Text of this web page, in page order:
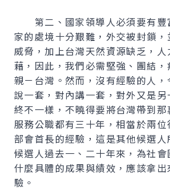
第二、國家領導人必須要有豐
家的處境十分艱難，外交被封鎖
威脅，加上台灣天然資源缺乏，
藉，因此，我們必需堅強、團結
親－台灣。然而，沒有經驗的人
說一套，對內講一套，對外又是
終不一樣，不曉得要將台灣帶到
服務公職都有三十年，相當於兩
部會首長的經驗，這是其他候選
候選人過去一、二十年來，為社
什麼具體的成果與績效，應該拿
驗。